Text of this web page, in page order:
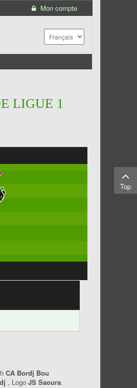
Mon compte
LIGUE 1
CA Bordj Bou
, Logo JS Saoura.
Top